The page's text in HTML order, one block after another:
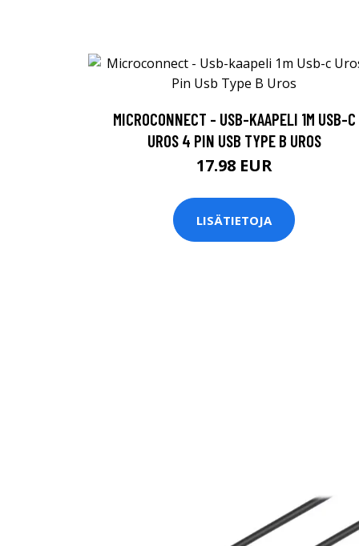
MICROCONNECT - USB-KAAPELI 1M USB-C
UROS 4 PIN USB TYPE B UROS
17.98 EUR
LISÄTIETOJA